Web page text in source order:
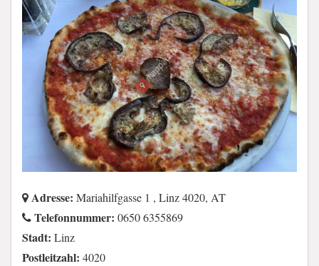
Adresse: Mariahilfgasse 1 , Linz 4020, AT
Telefonnummer: 0650 6355869
Stadt: Linz
Postleitzahl: 4020